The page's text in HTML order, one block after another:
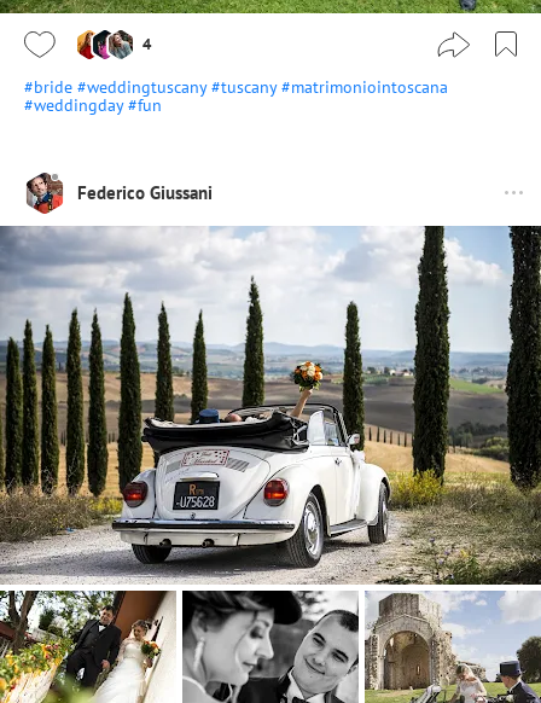
4
#bride #weddingtuscany #tuscany #matrimoniointoscana
#weddingday #fun
Federico Giussani